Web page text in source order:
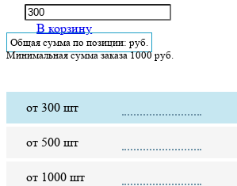
В корзину
Общая сумма по позиции: руб.
Минимальная сумма заказа 1000 руб.
от 300 шт
от 500 шт
от 1000 шт